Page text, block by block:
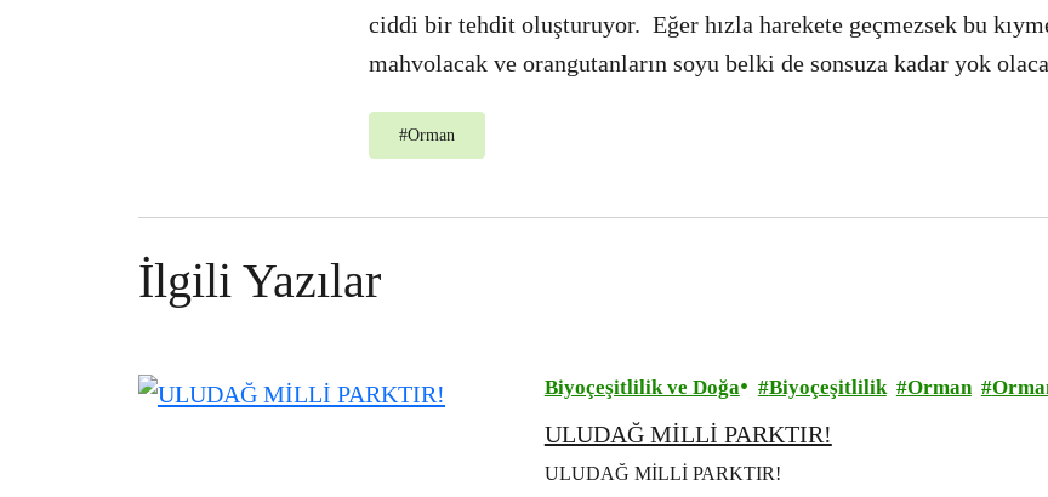
ciddi bir tehdit oluşturuyor. Eğer hızla harekete geçmezsek bu
mahvolacak ve orangutanların soyu belki de sonsuza kadar yok
#Orman
İlgili Yazılar
Biyoçeşitlilik ve Doğa Biyoçeşitlilik Orman
ULUDAĞ MİLLİ PARKTIR!
ULUDAĞ MİLLİ PARKTIR!